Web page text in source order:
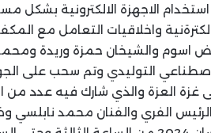
استخدام الاجهزة الالكترونية
واخلاقيات التعامل مع
اسوم والشيخان حمزة وريدة
التوليدي وتم سحب على
غزة العزة والذي شارك فيه عدد من
الفري والفنان محمد نابلسي